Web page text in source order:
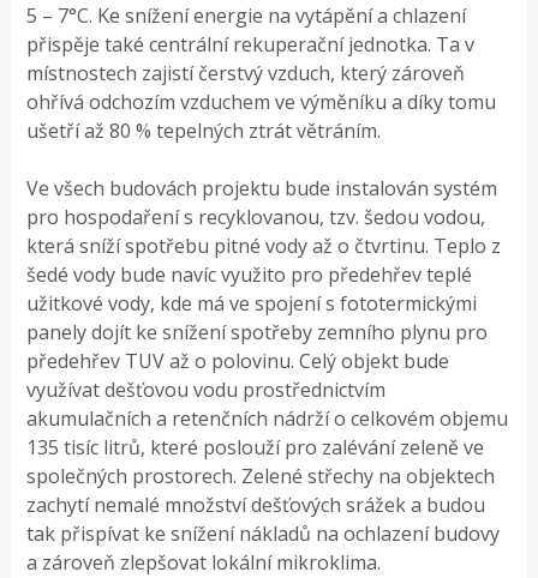
5 – 7°C. Ke snížení energie na vytápění a chlazení
přispěje také centrální rekuperační jednotka. Ta v
místnostech zajistí čerstvý vzduch, který zároveň
ohřívá odchozím vzduchem ve výměníku a díky tomu
ušetří až 80 % tepelných ztrát větráním.
Ve všech budovách projektu bude instalován systém
pro hospodaření s recyklovanou, tzv. šedou vodou,
která sníží spotřebu pitné vody až o čtvrtinu. Teplo z
šedé vody bude navíc využito pro předehřev teplé
užitkové vody, kde má ve spojení s fototermickými
panely dojít ke snížení spotřeby zemního plynu pro
předehřev TUV až o polovinu. Celý objekt bude
využívat dešťovou vodu prostřednictvím
akumulačních a retenčních nádrží o celkovém objemu
135 tisíc litrů, které poslouží pro zalévání zeleně ve
společných prostorech. Zelené střechy na objektech
zachytí nemalé množství dešťových srážek a budou
tak přispívat ke snížení nákladů na ochlazení budovy
a zároveň zlepšovat lokální mikroklima.